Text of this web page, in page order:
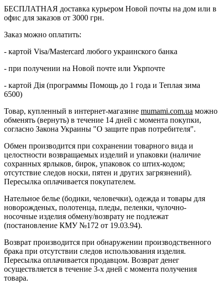
БЕСПЛАТНАЯ доставка курьером Новой почты на дом или в
офис для заказов от 3000 грн.
Заказ можно оплатить:
- картой Visa/Mastercard любого украинского банка
- при получении на Новой почте или Укрпочте
- картой Дія (программы Помощь до 1 года и Теплая зима
6500)
Товар, купленный в интернет-магазине mumami.com.ua можно
обменять (вернуть) в течение 14 дней с момента покупки,
согласно Закона Украины "О защите прав потребителя".
Обмен производится при сохранении товарного вида и
целостности возвращаемых изделий и упаковки (наличие
сохранных ярлыков, бирок, упаковок со штих-кодом;
отсутствие следов носки, пятен и других загрязнений).
Пересылка оплачивается покупателем.
Нательное белье (бодики, человечки), одежда и товары для
новорожденых, полотенца, пледы, пеленки, чулочно-
носочные изделия обмену/возврату не подлежат
(постановление КМУ №172 от 19.03.94).
Возврат производится при обнаружении производственного
брака при отсутствии следов использования изделия.
Пересылка оплачивается продавцом. Возврат денег
осуществляется в течение 3-х дней с момента получения
товара.